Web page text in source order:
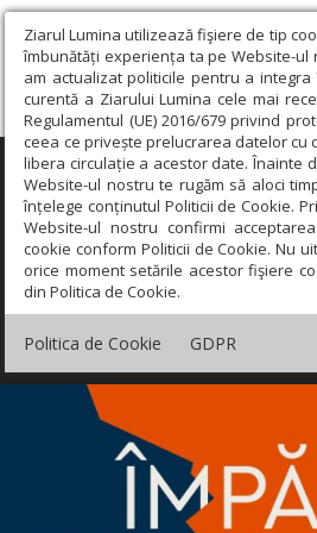
Ziarul Lumina utilizează fişiere de tip
îmbunătăți experiența ta pe Website-ul
am actualizat politicile pentru a
curentă a Ziarului Lumina cele mai
Regulamentul (UE) 2016/679 privind
ceea ce privește prelucrarea datelor cu
libera circulație a acestor date. Înainte
Website-ul nostru te rugăm să aloci
înțelege conținutul Politicii de Cookie.
Website-ul nostru confirmi
cookie conform Politicii de Cookie. Nu
orice moment setările acestor fişiere
din Politica de Cookie.
Politica de Cookie GDPR